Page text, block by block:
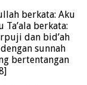
berkata: Aku
berkata:
dan bid’ah
sunnah
bertentangan